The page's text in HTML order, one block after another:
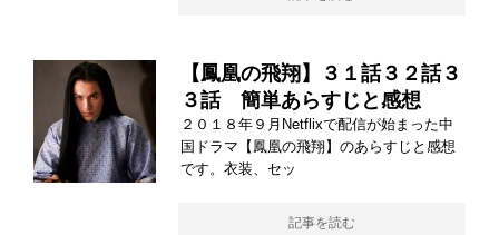
【鳳凰の飛翔】３１話３２話３
３話 簡単あらすじと感想
２０１８年９月Netflixで配信が始まった中
国ドラマ【鳳凰の飛翔】のあらすじと感想
です。衣装、セッ
記事を読む